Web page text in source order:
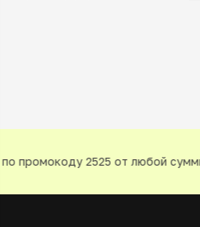
промокоду 2525 от любой суммы